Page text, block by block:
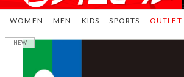
WOMEN MEN KIDS SPORTS OUTLET